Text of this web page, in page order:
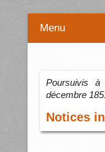
Menu
Poursuivis
décembre
Notices